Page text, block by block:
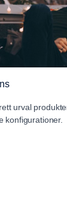
urval
konfigurationer.